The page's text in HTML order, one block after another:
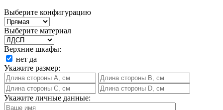
Выберите конфигурацию
Выберите материал
Верхние шкафы:
нет да
Укажите размер:
Укажите личные данные: